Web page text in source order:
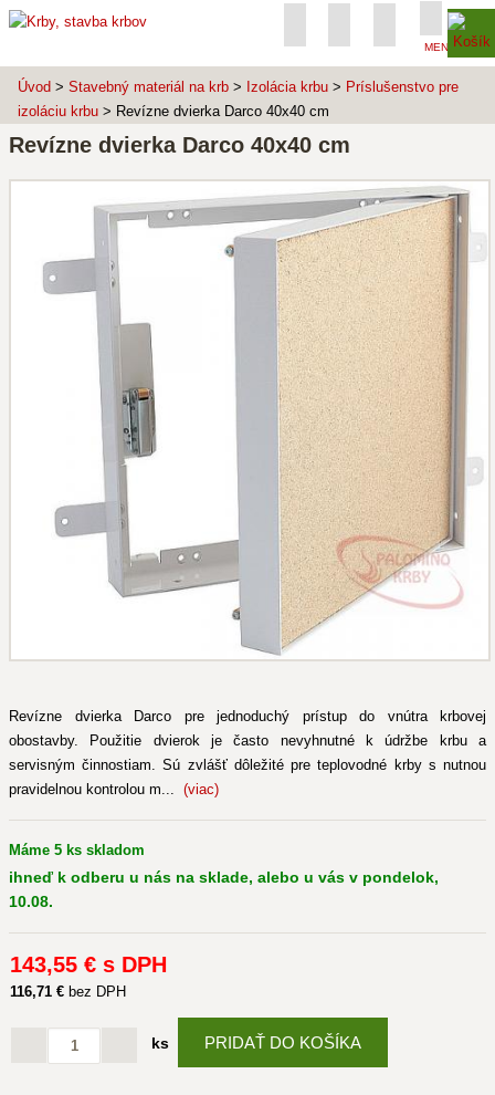
MENU
Úvod > Stavebný materiál na krb > Izolácia krbu > Príslušenstvo pre
izoláciu krbu > Revízne dvierka Darco 40x40 cm
Revízne dvierka Darco 40x40 cm
Revízne dvierka Darco pre jednoduchý prístup do vnútra krbovej
obostavby. Použitie dvierok je často nevyhnutné k údržbe krbu a
servisným činnostiam. Sú zvlášť dôležité pre teplovodné krby s nutnou
pravidelnou kontrolou m... (viac)
Máme 5 ks skladom
ihneď k odberu u nás na sklade, alebo u vás v pondelok,
10.08.
143,55 € s DPH
116,71 € bez DPH
ks PRIDAŤ DO KOŠÍKA